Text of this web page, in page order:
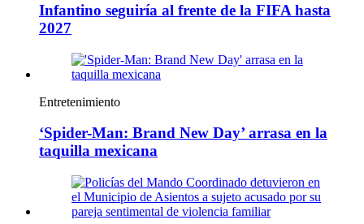
Infantino seguiría al frente de la FIFA hasta
2027
Entretenimiento
‘Spider-Man: Brand New Day’ arrasa en la
taquilla mexicana